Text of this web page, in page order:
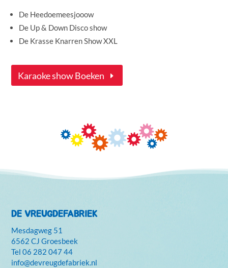
De Heedoemeesjooow
De Up & Down Disco show
De Krasse Knarren Show XXL
Karaoke show Boeken
DE VREUGDEFABRIEK
Mesdagweg 51
6562 CJ Groesbeek
Tel06 282 047 44
info@devreugdefabriek.nl